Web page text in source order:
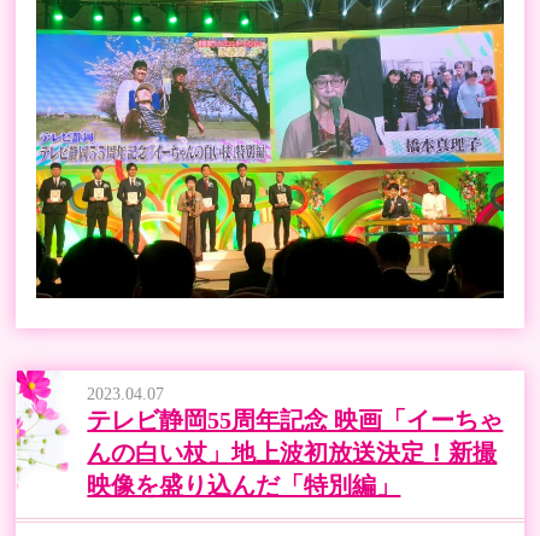
2023.04.07
テレビ静岡55周年記念 映画「イーちゃ
んの白い杖」地上波初放送決定！新撮
映像を盛り込んだ「特別編」